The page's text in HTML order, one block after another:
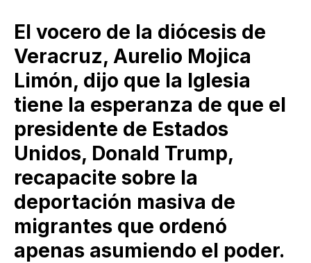
El vocero de la diócesis de
Veracruz, Aurelio Mojica
Limón, dijo que la Iglesia
tiene la esperanza de que el
presidente de Estados
Unidos, Donald Trump,
recapacite sobre la
deportación masiva de
migrantes que ordenó
apenas asumiendo el poder.